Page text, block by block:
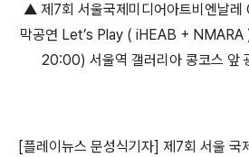
▲ 제7회 서울국제미디어아트비엔날
막공연 Let’s Play ( iHEAB +
20:00) 서울역 갤러리아 콩코스 앞
[플레이뉴스 문성식기자] 제7회 서울 국